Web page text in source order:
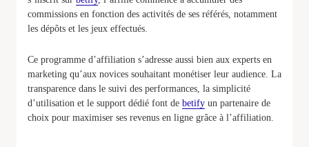
commissions en fonction des activités de ses référés, notamment
les dépôts et les jeux effectués.
Ce programme d’affiliation s’adresse aussi bien aux experts en
marketing qu’aux novices souhaitant monétiser leur audience. La
transparence dans le suivi des performances, la simplicité
d’utilisation et le support dédié font de betify un partenaire de
choix pour maximiser ses revenus en ligne grâce à l’affiliation.